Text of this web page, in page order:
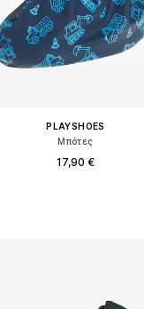
PLAYSHOES
Μπότες
17,90 €